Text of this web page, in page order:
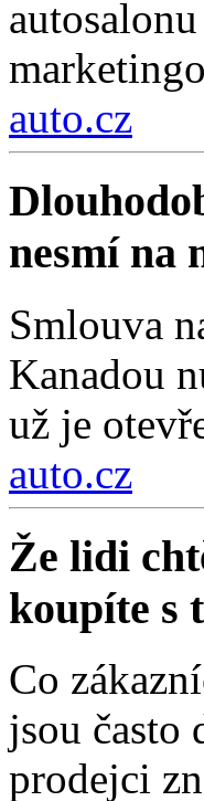
auto.cz
nesmí na
Smlouva
Kanadou
už je
auto.cz
Že lidi
koupíte s
Co
jsou často
prodejci